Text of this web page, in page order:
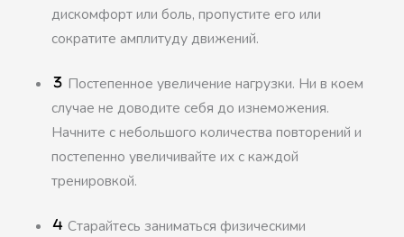
дискомфорт или боль, пропустите его или
сократите амплитуду движений.
Постепенное увеличение нагрузки. Ни в коем
случае не доводите себя до изнеможения.
Начните с небольшого количества повторений и
постепенно увеличивайте их с каждой
тренировкой.
Старайтесь заниматься физическими